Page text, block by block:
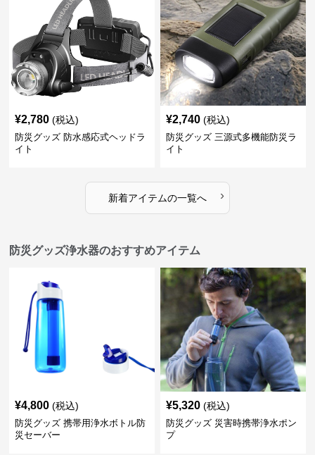
¥2,780 (税込)
防災グッズ 防水感応式ヘッドラ
イト
¥2,740 (税込)
防災グッズ 三源式多機能防災ラ
イト
新着アイテムの一覧へ ›
防災グッズ浄水器のおすすめアイテム
¥4,800 (税込)
防災グッズ 携帯用浄水ボトル防
災セーバー
¥5,320 (税込)
防災グッズ 災害時携帯浄水ポン
プ